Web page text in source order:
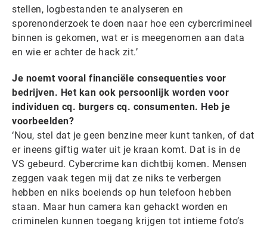
stellen, logbestanden te analyseren en
sporenonderzoek te doen naar hoe een cybercrimineel
binnen is gekomen, wat er is meegenomen aan data
en wie er achter de hack zit.’
Je noemt vooral financiële consequenties voor
bedrijven. Het kan ook persoonlijk worden voor
individuen cq. burgers cq. consumenten. Heb je
voorbeelden?
‘Nou, stel dat je geen benzine meer kunt tanken, of dat
er ineens giftig water uit je kraan komt. Dat is in de
VS gebeurd. Cybercrime kan dichtbij komen. Mensen
zeggen vaak tegen mij dat ze niks te verbergen
hebben en niks boeiends op hun telefoon hebben
staan. Maar hun camera kan gehackt worden en
criminelen kunnen toegang krijgen tot intieme foto’s